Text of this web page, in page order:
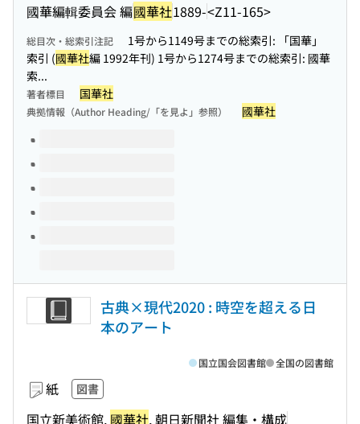
國華編輯委員会 編國華社1889-<Z11-165>
総目次・総索引注記
1号から1149号までの総索引: 「国華」
索引 (國華社編 1992年刊) 1号から1274号までの総索引: 國華
索...
著者標目 国華社
典拠情報（Author Heading/「を見よ」参照） 國華社
このタイトルの巻号
古典×現代2020 : 時空を超える日
本のアート
紙 図書
国立新美術館, 國華社, 朝日新聞社 編集・構成
国立国会図書館 全国の図書館